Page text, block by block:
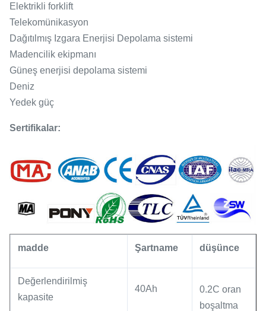
Elektrikli forklift
Telekomünikasyon
Dağıtılmış Izgara Enerjisi Depolama sistemi
Madencilik ekipmanı
Güneş enerjisi depolama sistemi
Deniz
Yedek güç
Sertifikalar:
madde Şartname düşünce
Değerlendirilmiş
kapasite
40Ah
0.2C oran
boşaltma